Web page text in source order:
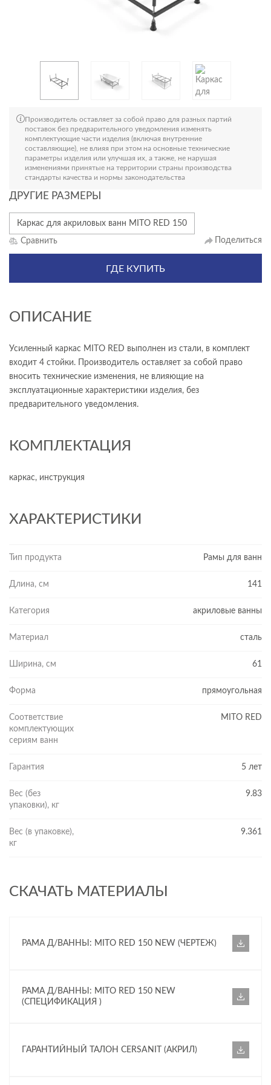
Производитель оставляет за собой право для разных партий
поставок без предварительного уведомления изменять
комплектующие части изделия (включая внутренние
составляющие), не влияя при этом на основные технические
параметры изделия или улучшая их, а также, не нарушая
изменениями принятые на территории страны производства
стандарты качества и нормы законодательства
ДРУГИЕ РАЗМЕРЫ
Каркас для акриловых ванн MITO RED 150
Сравнить Поделиться
ГДЕ КУПИТЬ
ОПИСАНИЕ
Усиленный каркас MITO RED выполнен из стали, в комплект
входит 4 стойки. Производитель оставляет за собой право
вносить технические изменения, не влияющие на
эксплуатационные характеристики изделия, без
предварительного уведомления.
КОМПЛЕКТАЦИЯ
каркас, инструкция
ХАРАКТЕРИСТИКИ
Тип продукта Рамы для ванн
Длина, см 141
Категория акриловые ванны
Материал сталь
Ширина, см 61
Форма прямоугольная
Соответствие
комплектующих
сериям ванн
MITO RED
Гарантия 5 лет
Вес (без
упаковки), кг
9.83
Вес (в упаковке),
кг
9.361
СКАЧАТЬ МАТЕРИАЛЫ
РАМА Д/ВАННЫ: MITO RED 150 NEW (ЧЕРТЕЖ)
РАМА Д/ВАННЫ: MITO RED 150 NEW
(СПЕЦИФИКАЦИЯ )
ГАРАНТИЙНЫЙ ТАЛОН CERSANIT (АКРИЛ)